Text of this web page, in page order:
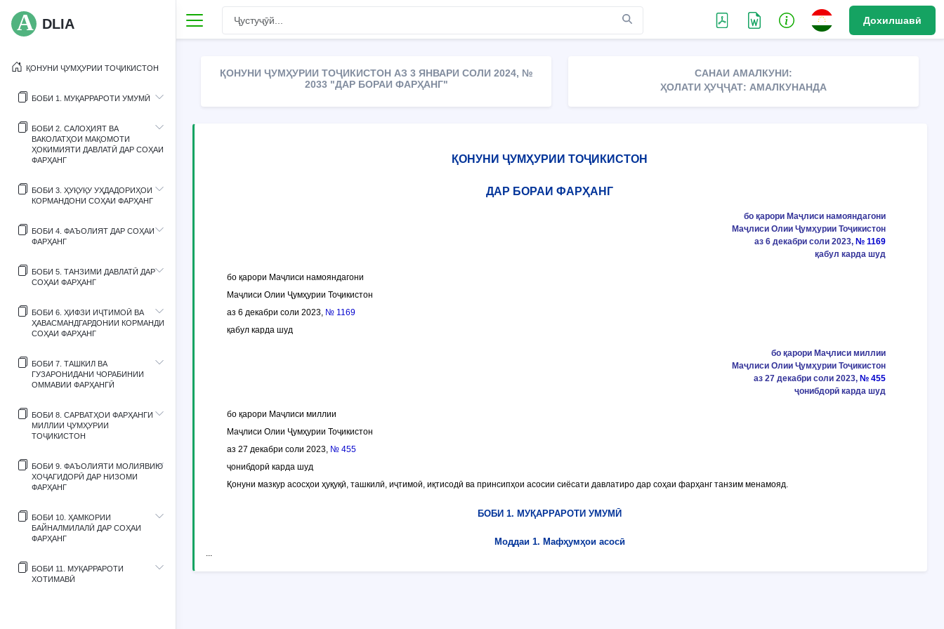
Дохилшавӣ
DLIA
ҚОНУНИ ҶУМҲУРИИ ТОҶИКИСТОН
БОБИ 1. МУҚАРРАРОТИ УМУМӢ
БОБИ 2. САЛОҲИЯТ ВА
ВАКОЛАТҲОИ МАҚОМОТИ
ҲОКИМИЯТИ ДАВЛАТӢ ДАР СОҲАИ
ФАРҲАНГ
БОБИ 3. ҲУҚУҚУ УҲДАДОРИҲОИ
КОРМАНДОНИ СОҲАИ ФАРҲАНГ
БОБИ 4. ФАЪОЛИЯТ ДАР СОҲАИ
ФАРҲАНГ
БОБИ 5. ТАНЗИМИ ДАВЛАТӢ ДАР
СОҲАИ ФАРҲАНГ
БОБИ 6. ҲИФЗИ ИҶТИМОӢ ВА
ҲАВАСМАНДГАРДОНИИ КОРМАНДИ
СОҲАИ ФАРҲАНГ
БОБИ 7. ТАШКИЛ ВА
ГУЗАРОНИДАНИ ЧОРАБИНИИ
ОММАВИИ ФАРҲАНГӢ
БОБИ 8. САРВАТҲОИ ФАРҲАНГИ
МИЛЛИИ ҶУМҲУРИИ
ТОҶИКИСТОН
БОБИ 9. ФАЪОЛИЯТИ МОЛИЯВИЮ
ХОҶАГИДОРӢ ДАР НИЗОМИ
ФАРҲАНГ
БОБИ 10. ҲАМКОРИИ
БАЙНАЛМИЛАЛӢ ДАР СОҲАИ
ФАРҲАНГ
БОБИ 11. МУҚАРРАРОТИ
ХОТИМАВӢ
ҚОНУНИ ҶУМҲУРИИ ТОҶИКИСТОН АЗ 3 ЯНВАРИ СОЛИ 2024, №
2033 "ДАР БОРАИ ФАРҲАНГ"
САНАИ АМАЛКУНИ:
ҲОЛАТИ ҲУҶҶАТ: АМАЛКУНАНДА
ҚОНУНИ ҶУМҲУРИИ ТОҶИКИСТОН
ДАР БОРАИ ФАРҲАНГ
бо қарори Маҷлиси намояндагони
Маҷлиси Олии Ҷумҳурии Тоҷикистон
аз 6 декабри соли 2023, № 1169
қабул карда шуд
бо қарори Маҷлиси намояндагони
Маҷлиси Олии Ҷумҳурии Тоҷикистон
аз 6 декабри соли 2023, № 1169
қабул карда шуд
бо қарори Маҷлиси миллии
Маҷлиси Олии Ҷумҳурии Тоҷикистон
аз 27 декабри соли 2023, № 455
ҷонибдорӣ карда шуд
бо қарори Маҷлиси миллии
Маҷлиси Олии Ҷумҳурии Тоҷикистон
аз 27 декабри соли 2023, № 455
ҷонибдорӣ карда шуд
Қонуни мазкур асосҳои ҳуқуқӣ, ташкилӣ, иҷтимоӣ, иқтисодӣ ва принсипҳои асосии сиёсати давлатиро дар соҳаи фарҳанг танзим менамояд.
БОБИ 1. МУҚАРРАРОТИ УМУМӢ
Моддаи 1. Мафҳумҳои асосӣ
...